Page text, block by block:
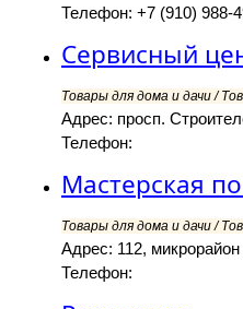
Телефон: +7 (910) 988-
Сервисный
Товары для дома и дачи /
Адрес: просп.
Телефон:
Мастерская
Товары для дома и дачи /
Адрес: 112,
Телефон: